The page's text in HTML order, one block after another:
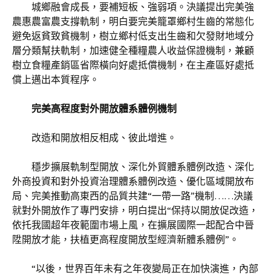
城鄉融會成長，要補短板、強弱項。決議提出完美強
農惠農富農支撐軌制，明白要完美籠罩鄉村生齒的常態化
避免返貧致貧機制，樹立鄉村低支出生齒和欠發財地域分
層分類幫扶軌制，加速健全種糧農人收益保證機制，兼顧
樹立食糧產銷區省際橫向好處抵償機制，在主產區好處抵
償上邁出本質程序。
完美高程度對外開放體系體例機制
改造和開放相反相成、彼此增進。
穩步擴展軌制型開放、深化外貿體系體例改造、深化
外商投資和對外投資治理體系體例改造、優化區域開放布
局、完美推動高東西的品質共建“一帶一路”機制……決議
就對外開放作了專門安排，明白提出“保持以開放促改造，
依托我國超年夜範圍市場上風，在擴展國際一起配合中晉
陞開放才能，扶植更高程度開放型經濟新體系體例”。
“以後，世界百年未有之年夜變局正在加快演進，內部